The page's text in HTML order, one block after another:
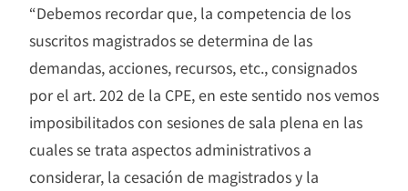
“Debemos recordar que, la competencia de los
suscritos magistrados se determina de las
demandas, acciones, recursos, etc., consignados
por el art. 202 de la CPE, en este sentido nos vemos
imposibilitados con sesiones de sala plena en las
cuales se trata aspectos administrativos a
considerar, la cesación de magistrados y la